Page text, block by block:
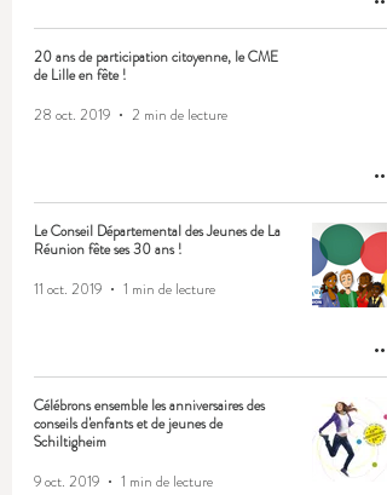
20 ans de participation citoyenne, le CME
de Lille en fête !
28 oct. 2019
2 min de lecture
Le Conseil Départemental des Jeunes de La
Réunion fête ses 30 ans !
11 oct. 2019
1 min de lecture
Célébrons ensemble les anniversaires des
conseils d'enfants et de jeunes de
Schiltigheim
9 oct. 2019
1 min de lecture